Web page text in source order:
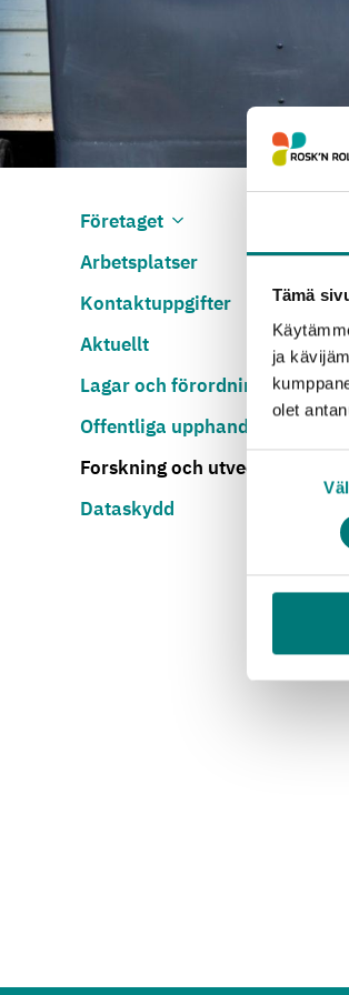
Tämä
ja
olet
Företaget
Arbetsplatser
Kontaktuppgifter
Aktuellt
Lagar och förordningar
Offentliga upphandlingar
Forskning och utveckling
Dataskydd